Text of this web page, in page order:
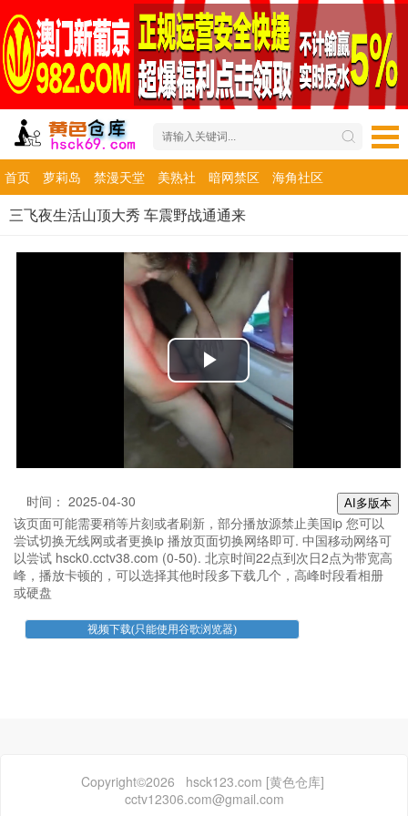
首页 萝莉岛 禁漫天堂 美熟社 暗网禁区 海角社区
三飞夜生活山顶大秀 车震野战通通来
AI多版本
时间： 2025-04-30
该页面可能需要稍等片刻或者刷新，部分播放源禁止美国ip 您可以
尝试切换无线网或者更换ip 播放页面切换网络即可. 中国移动网络可
以尝试 hsck0.cctv38.com (0-50). 北京时间22点到次日2点为带宽高
峰，播放卡顿的，可以选择其他时段多下载几个，高峰时段看相册
或硬盘
Copyright©2026 hsck123.com [黄色仓库]
cctv12306.com@gmail.com